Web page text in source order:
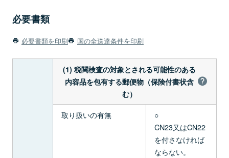
必要書類
必要書類を印刷 国の全送達条件を印刷
(1) 税関検査の対象とされる可能性のある
内容品を包有する郵便物（保険付書状含
む）
取り扱いの有無
○
CN23又はCN22
を付さなければ
ならない。